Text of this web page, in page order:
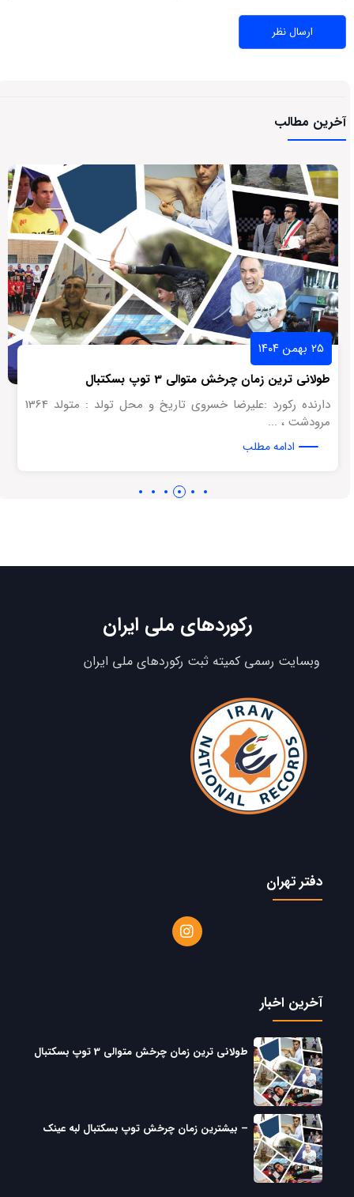
آخرین مطالب
۲۵ بهمن ۱۴۰۴
طولانی ترین زمان چرخش متوالی 3 توپ بسکتبال
دارنده رکورد :علیرضا خسروی تاریخ و محل تولد : متولد 1364
مرودشت ، ...
ادامه مطلب
رکوردهای ملی ایران
وبسایت رسمی کمیته ثبت رکوردهای ملی ایران
دفتر تهران
آخرین اخبار
طولانی ترین زمان چرخش متوالی 3 توپ بسکتبال
– بیشترین زمان چرخش توپ بسکتبال لبه عینک